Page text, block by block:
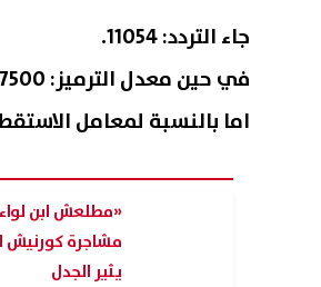
جاء التردد: 11054.
في حين معدل الترميز: 27500.
اما بالنسبة لمعامل
«مطلعش ابن
مشاجرة كورنيش
يثير الجدل